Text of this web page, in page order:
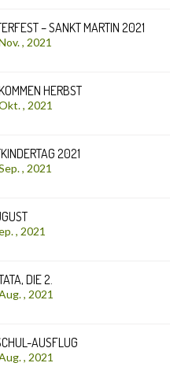
– SANKT MARTIN 2021
, 2021
HERBST
, 2021
2021
, 2021
, 2021
DIE 2.
, 2021
AUSFLUG
, 2021